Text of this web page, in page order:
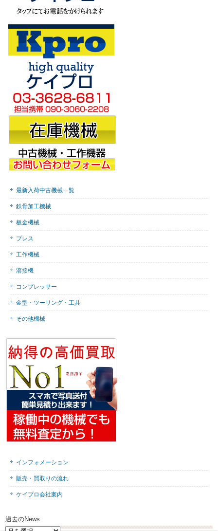
最新入荷中古機械一覧
鉄骨加工機械
板金機械
プレス
工作機械
溶接機
コンプレッサー
金型・ツーリング・工具
その他機械
インフォメーション
販売・買取りの流れ
ケイプロ会社案内
過去のNews